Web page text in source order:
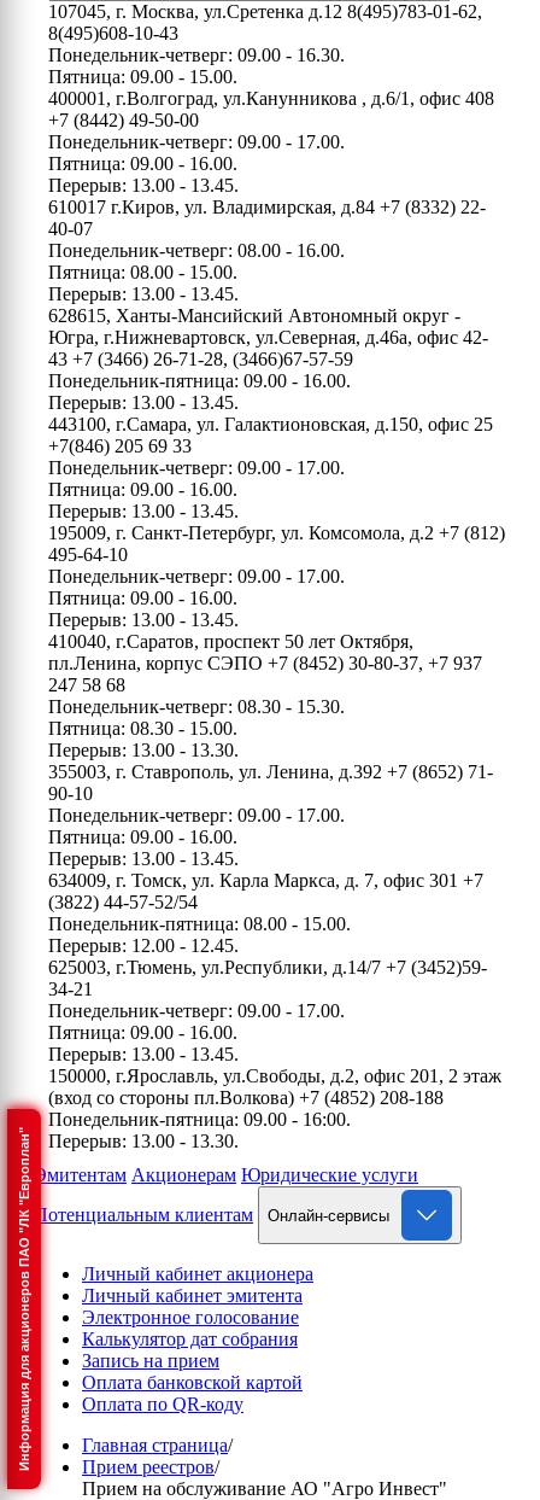
Информация для акционеров ПАО "ЛК "Европлан"
107045, г. Москва, ул.Сретенка д.12 8(495)783-01-62,
8(495)608-10-43
Понедельник-четверг: 09.00 - 16.30.
Пятница: 09.00 - 15.00.
400001, г.Волгоград, ул.Канунникова , д.6/1, офис 408
+7 (8442) 49-50-00
Понедельник-четверг: 09.00 - 17.00.
Пятница: 09.00 - 16.00.
Перерыв: 13.00 - 13.45.
610017 г.Киров, ул. Владимирская, д.84 +7 (8332) 22-
40-07
Понедельник-четверг: 08.00 - 16.00.
Пятница: 08.00 - 15.00.
Перерыв: 13.00 - 13.45.
628615, Ханты-Мансийский Автономный округ -
Югра, г.Нижневартовск, ул.Северная, д.46а, офис 42-
43 +7 (3466) 26-71-28, (3466)67-57-59
Понедельник-пятница: 09.00 - 16.00.
Перерыв: 13.00 - 13.45.
443100, г.Самара, ул. Галактионовская, д.150, офис 25
+7(846) 205 69 33
Понедельник-четверг: 09.00 - 17.00.
Пятница: 09.00 - 16.00.
Перерыв: 13.00 - 13.45.
195009, г. Санкт-Петербург, ул. Комсомола, д.2 +7 (812)
495-64-10
Понедельник-четверг: 09.00 - 17.00.
Пятница: 09.00 - 16.00.
Перерыв: 13.00 - 13.45.
410040, г.Саратов, проспект 50 лет Октября,
пл.Ленина, корпус СЭПО +7 (8452) 30-80-37, +7 937
247 58 68
Понедельник-четверг: 08.30 - 15.30.
Пятница: 08.30 - 15.00.
Перерыв: 13.00 - 13.30.
355003, г. Ставрополь, ул. Ленина, д.392 +7 (8652) 71-
90-10
Понедельник-четверг: 09.00 - 17.00.
Пятница: 09.00 - 16.00.
Перерыв: 13.00 - 13.45.
634009, г. Томск, ул. Карла Маркса, д. 7, офис 301 +7
(3822) 44-57-52/54
Понедельник-пятница: 08.00 - 15.00.
Перерыв: 12.00 - 12.45.
625003, г.Тюмень, ул.Республики, д.14/7 +7 (3452)59-
34-21
Понедельник-четверг: 09.00 - 17.00.
Пятница: 09.00 - 16.00.
Перерыв: 13.00 - 13.45.
150000, г.Ярославль, ул.Свободы, д.2, офис 201, 2 этаж
(вход со стороны пл.Волкова) +7 (4852) 208-188
Понедельник-пятница: 09.00 - 16:00.
Перерыв: 13.00 - 13.30.
Эмитентам Акционерам Юридические услуги
Потенциальным клиентам
Онлайн-сервисы
Личный кабинет акционера
Личный кабинет эмитента
Электронное голосование
Калькулятор дат собрания
Запись на прием
Оплата банковской картой
Оплата по QR-коду
Главная страница/
Прием реестров/
Прием на обслуживание АО "Агро Инвест"